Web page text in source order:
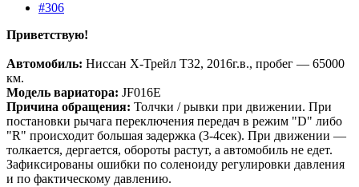
#306
Приветствую!
Автомобиль: Ниссан Х-Трейл Т32, 2016г.в., пробег — 65000
км.
Модель вариатора: JF016E
Причина обращения: Толчки / рывки при движении. При
постановки рычага переключения передач в режим "D" либо
"R" происходит большая задержка (3-4сек). При движении —
толкается, дергается, обороты растут, а автомобиль не едет.
Зафиксированы ошибки по соленоиду регулировки давления
и по фактическому давлению.